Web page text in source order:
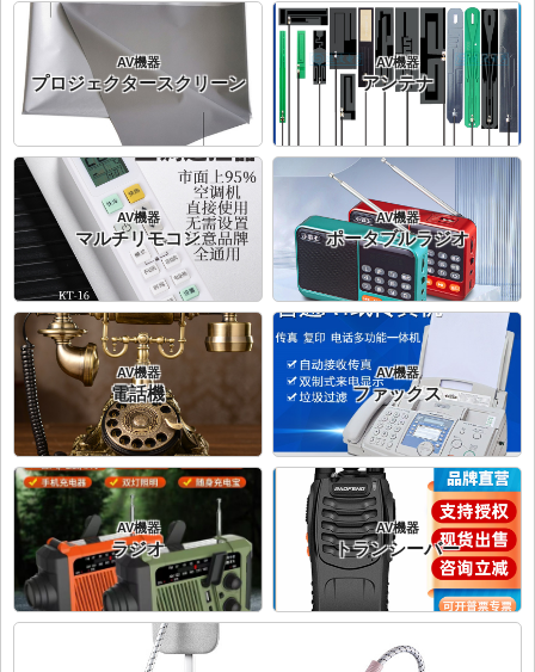
AV機器
プロジェクタースクリーン
AV機器
アンテナ
AV機器
マルチリモコン
AV機器
ポータブルラジオ
AV機器
電話機
AV機器
ファックス
AV機器
ラジオ
AV機器
トランシーバー